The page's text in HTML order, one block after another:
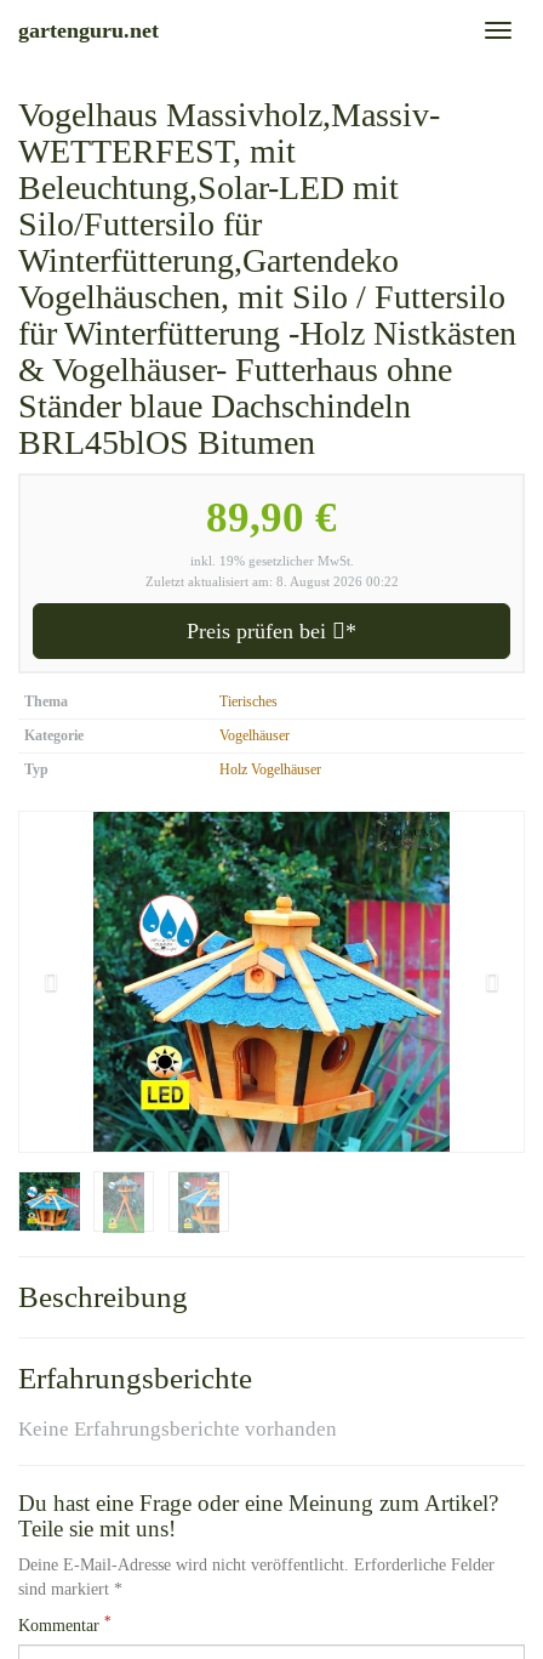
Toggle
gartenguru.net
Vogelhaus Massivholz,Massiv-
WETTERFEST, mit
Beleuchtung,Solar-LED mit
Silo/Futtersilo für
Winterfütterung,Gartendeko
Vogelhäuschen, mit Silo / Futtersilo
für Winterfütterung -Holz Nistkästen
& Vogelhäuser- Futterhaus ohne
Ständer blaue Dachschindeln
BRL45blOS Bitumen
89,90 €
inkl. 19% gesetzlicher MwSt.
Zuletzt aktualisiert am: 8. August 2026 00:22
Preis prüfen bei *
Thema
Tierisches
Kategorie
Vogelhäuser
Typ
Holz Vogelhäuser
Beschreibung
Erfahrungsberichte
Keine Erfahrungsberichte vorhanden
Du hast eine Frage oder eine Meinung zum Artikel?
Teile sie mit uns!
Deine E-Mail-Adresse wird nicht veröffentlicht. Erforderliche Felder
sind markiert *
Kommentar *